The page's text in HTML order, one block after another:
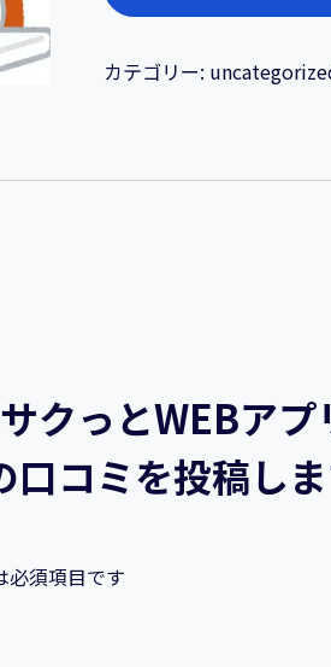
の
WEB
ア
プ
ー
カテゴリー:
っとWEBアプ
口コミを投稿し
必須項目です